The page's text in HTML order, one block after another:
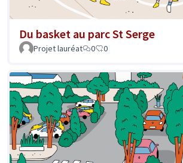
Du basket au parc St Serge
Projet lauréat 0 0